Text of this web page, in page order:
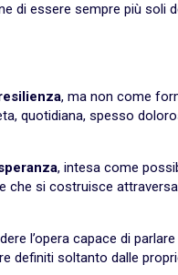
di essere sempre più soli
, ma non come
quotidiana, spesso
, intesa come
che si costruisce
l’opera capace di
definiti soltanto dalle